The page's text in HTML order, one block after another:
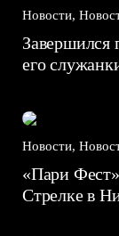
Новости,
Завершился
его
Новости,
«Пари
Стрелке в